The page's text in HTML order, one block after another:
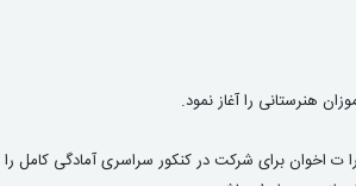
ت اخوان برای شرکت در کنکور سراسری آمادگی